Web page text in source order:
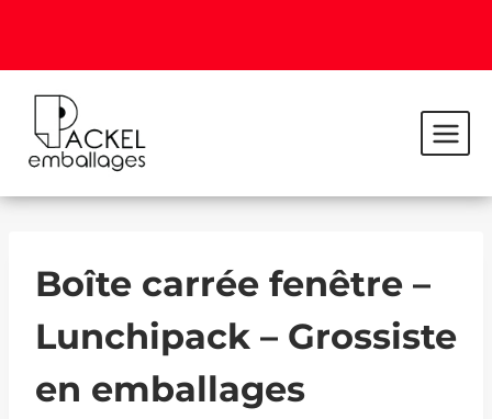
Boîte carrée fenêtre –
Lunchipack – Grossiste
en emballages